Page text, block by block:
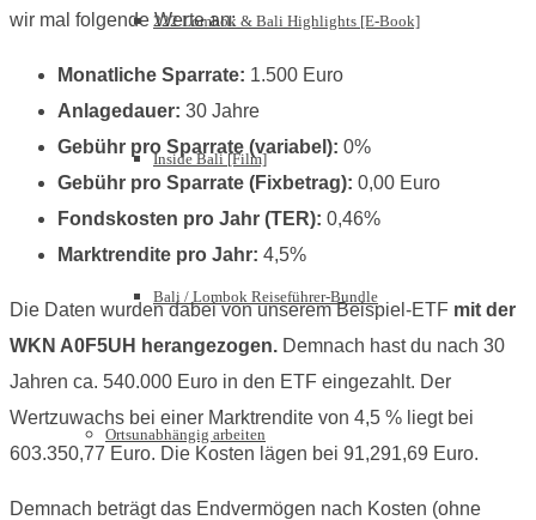
222 Lombok & Bali Highlights [E-Book]
Inside Bali [Film]
Bali / Lombok Reiseführer-Bundle
Ortsunabhängig arbeiten
wir mal folgende Werte an:
Monatliche Sparrate: 1.500 Euro
Anlagedauer: 30 Jahre
Gebühr pro Sparrate (variabel): 0%
Gebühr pro Sparrate (Fixbetrag): 0,00 Euro
Fondskosten pro Jahr (TER): 0,46%
Marktrendite pro Jahr: 4,5%
Die Daten wurden dabei von unserem Beispiel-ETF mit der
WKN A0F5UH herangezogen. Demnach hast du nach 30
Jahren ca. 540.000 Euro in den ETF eingezahlt. Der
Wertzuwachs bei einer Marktrendite von 4,5 % liegt bei
603.350,77 Euro. Die Kosten lägen bei 91,291,69 Euro.
Demnach beträgt das Endvermögen nach Kosten (ohne